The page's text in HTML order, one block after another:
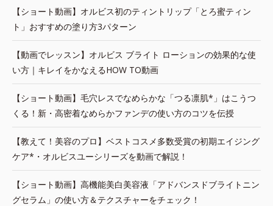
【ショート動画】オルビス初のティントリップ「とろ蜜ティン
ト」おすすめの塗り方3パターン
【動画でレッスン】オルビス ブライト ローションの効果的な使
い方｜キレイをかなえるHOW TO動画
【ショート動画】毛穴レスでなめらかな「つる凛肌*」はこうつ
くる！新・高密着なめらかファンデの使い方のコツを伝授
【教えて！美容のプロ】ベストコスメ多数受賞の初期エイジング
ケア*・オルビスユーシリーズを動画で解説！
【ショート動画】高機能美白美容液「アドバンスドブライトニン
グセラム」の使い方＆テクスチャーをチェック！